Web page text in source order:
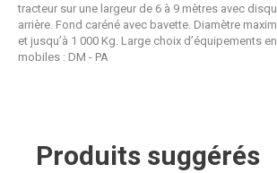
tracteur sur une largeur de 6 à 9 mètres avec
arrière. Fond caréné avec bavette. Diamètre
et jusqu’à 1 000 Kg. Large choix d’équipements
mobiles : DM - PA
Produits suggérés